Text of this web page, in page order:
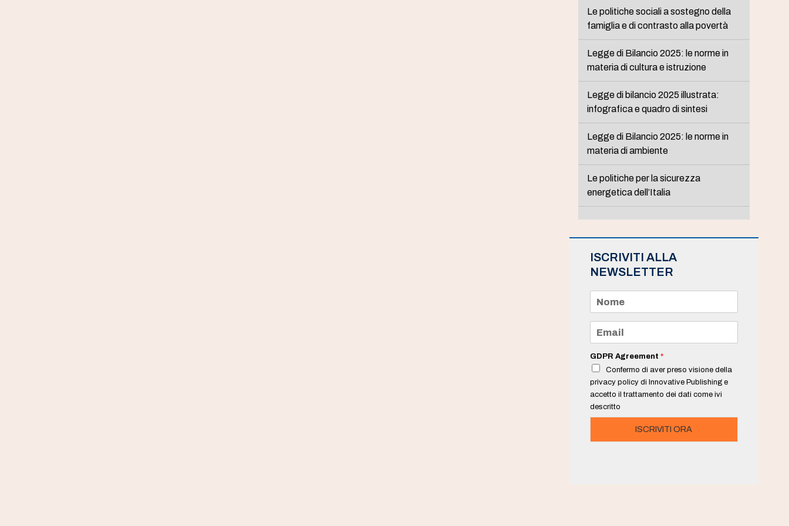
Le politiche sociali a sostegno della
famiglia e di contrasto alla povertà
Legge di Bilancio 2025: le norme in
materia di cultura e istruzione
Legge di bilancio 2025 illustrata:
infografica e quadro di sintesi
Legge di Bilancio 2025: le norme in
materia di ambiente
Le politiche per la sicurezza
energetica dell’Italia
ISCRIVITI ALLA
NEWSLETTER
m
e
a
i
*
GDPR Agreement *
Confermo di aver preso visione della
privacy policy di Innovative Publishing e
accetto il trattamento dei dati come ivi
descritto
ISCRIVITI ORA